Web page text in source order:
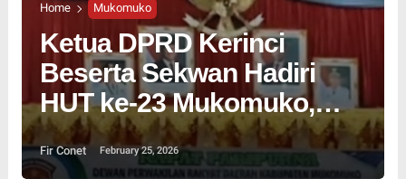
Home Mukomuko
Ketua DPRD Kerinci
Beserta Sekwan Hadiri
HUT ke-23 Mukomuko,
Perkuat Sinergi Antar
Daerah
Fir Conet February 25, 2026